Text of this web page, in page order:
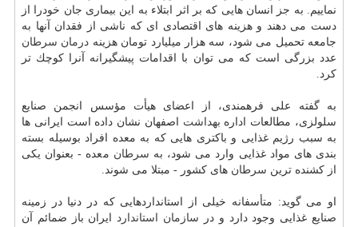
نماییم. به جز انسان هایی كه بر اثر ابتلاء به این بیماری جان خودرا از
دست می دهند و هزینه ‎های اقتصادی ای كه ناشی از فقدان آنها به
جامعه تحمیل می شود، سه هزار میلیارد تومان هزینه درمان سرطان
عدد بزرگی است كه می توان با اقدامات پیشگیرانه آنرا كوچك تر
كرد.
به گفته علی فرهمندی، از اعضای هیأت مؤسس انجمن صنایع
سلولزی، مطالعات اداره بهداشت اصفهان نشان داده است ایرانی ها
به سبب رژیم غذایی و باكتری هایی كه به معده افراد بوسیله بسته
بندی های مواد غذایی وارد می ‎شود، به
سرطان معده - بعنوان یكی
از كشنده ترین سرطان های كشور - مبتلا می شوند.
او می گوید: متأسفانه خیلی از استانداردهایی كه در دنیا در زمینه
صنایع غذایی وجود دارد و در سازمان استانداردایران باز ضمائم آن